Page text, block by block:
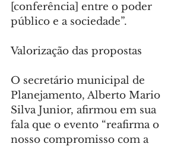
[conferência] entre o poder
público e a sociedade”.
Valorização das propostas
O secretário municipal de
Planejamento, Alberto Mario
Silva Junior, afirmou em sua
fala que o evento “reafirma o
nosso compromisso com a